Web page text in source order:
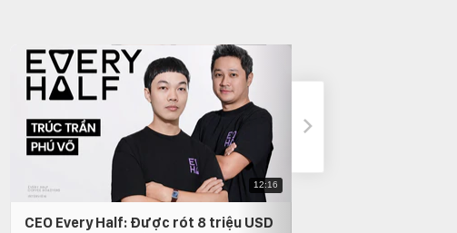
12:16
CEO Every Half: Được rót 8 triệu USD